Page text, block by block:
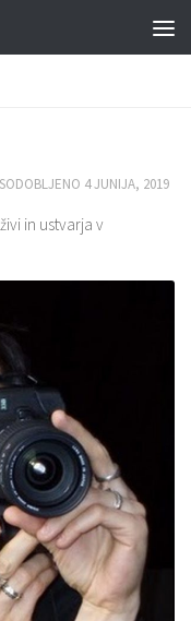
4 JUNIJA, 2019
in ustvarja v